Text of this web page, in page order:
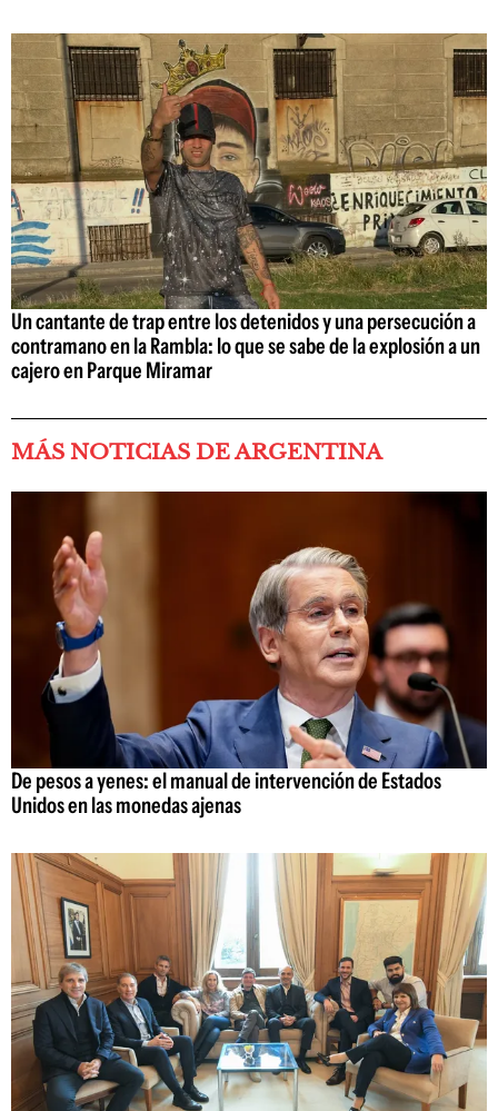
Un cantante de trap entre los detenidos y una persecución a
contramano en la Rambla: lo que se sabe de la explosión a un
cajero en Parque Miramar
MÁS NOTICIAS DE ARGENTINA
De pesos a yenes: el manual de intervención de Estados
Unidos en las monedas ajenas